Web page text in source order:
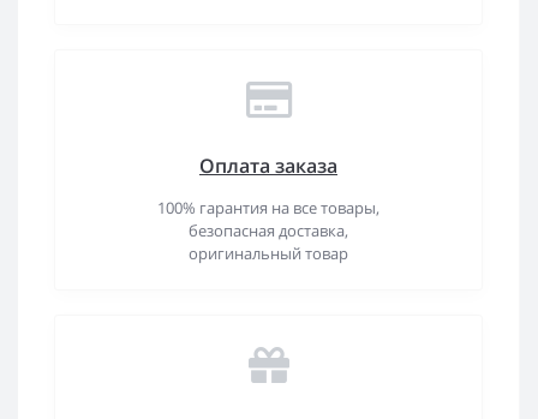
Оплата заказа
100% гарантия на все товары,
безопасная доставка,
оригинальный товар